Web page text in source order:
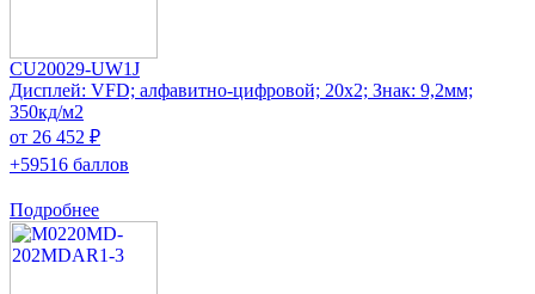
CU20029-UW1J
Дисплей: VFD; алфавитно-цифровой; 20x2; Знак: 9,2мм;
350кд/м2
от 26 452 ₽
+59516 баллов
Подробнее